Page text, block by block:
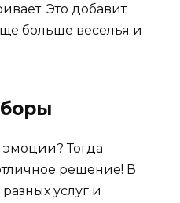
Это добавит
больше веселья и
Тогда
решение! В
услуг и